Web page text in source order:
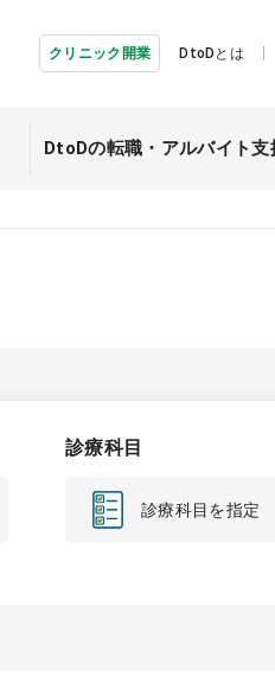
クリニック開業 DtoDとは
DtoDの転職・ アルバイト支
診療科目
診療科目を指定